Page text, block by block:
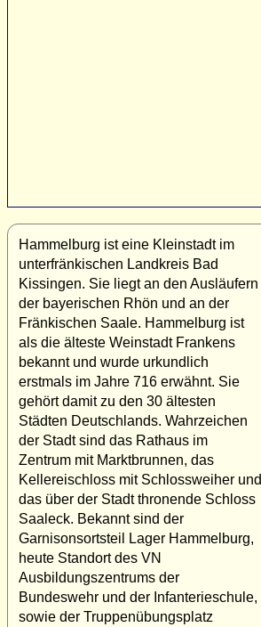
Hammelburg ist eine Kleinstadt im
unterfränkischen Landkreis Bad
Kissingen. Sie liegt an den Ausläufern
der bayerischen Rhön und an der
Fränkischen Saale. Hammelburg ist
als die älteste Weinstadt Frankens
bekannt und wurde urkundlich
erstmals im Jahre 716 erwähnt. Sie
gehört damit zu den 30 ältesten
Städten Deutschlands. Wahrzeichen
der Stadt sind das Rathaus im
Zentrum mit Marktbrunnen, das
Kellereischloss mit Schlossweiher und
das über der Stadt thronende Schloss
Saaleck. Bekannt sind der
Garnisonsortsteil Lager Hammelburg,
heute Standort des VN
Ausbildungszentrums der
Bundeswehr und der Infanterieschule,
sowie der Truppenübungsplatz